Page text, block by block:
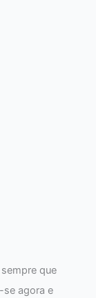
que
se agora e